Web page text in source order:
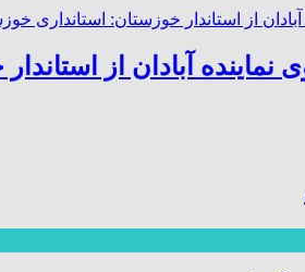
نماینده آبادان از